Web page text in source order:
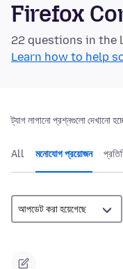
Firefox
22 questions in the
Learn how to help
ট্যাগ লাগানো প্রশ্নগুলো দেখানো
All মনোযোগ প্রয়োজন